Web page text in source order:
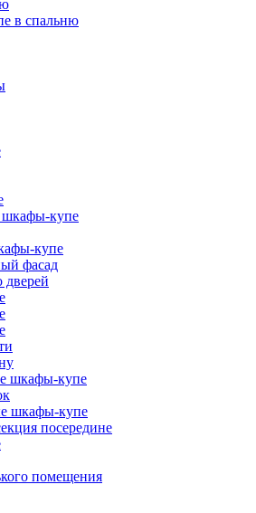
в спальню
шкафы-купе
купе
фасад
дверей
шкафы-купе
шкафы-купе
посередине
помещения